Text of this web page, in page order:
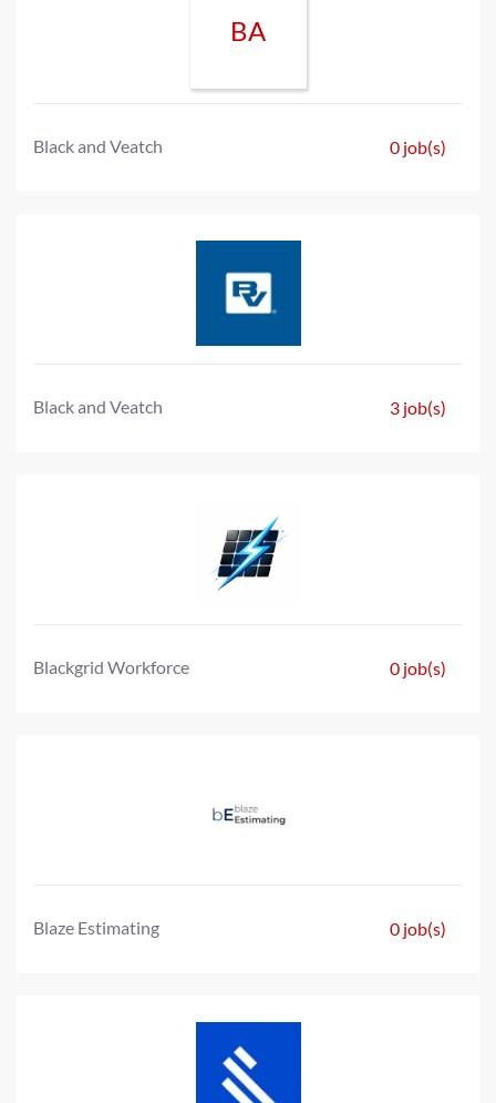
BA
Black and Veatch 0 job(s)
Black and Veatch 3 job(s)
Blackgrid Workforce 0 job(s)
Blaze Estimating 0 job(s)